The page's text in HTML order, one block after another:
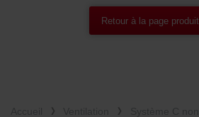
Retour à la page produit